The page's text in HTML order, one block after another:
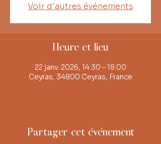
Voir d'autres événements
Heure et lieu
22 janv. 2026, 14:30 – 18:00
Ceyras, 34800 Ceyras, France
Partager cet événement